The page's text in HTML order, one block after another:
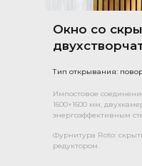
Окно со
Тип открывания:
Импостовое
1600×1600 мм,
энергоэффективным
Фурнитура Roto:
редуктором.